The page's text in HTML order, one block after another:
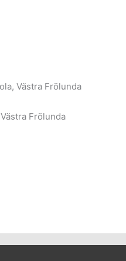
Västra Frölunda
Frölunda